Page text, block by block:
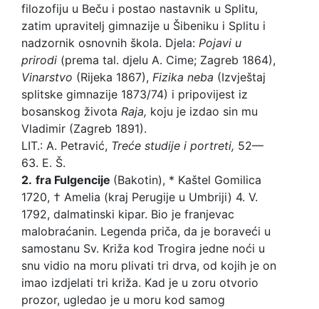
filozofiju u Beču i postao nastavnik u Splitu,
zatim upravitelj gimnazije u Šibeniku i Splitu i
nadzornik osnovnih škola. Djela: Pojavi u
prirodi (prema tal. djelu A. Cime; Zagreb 1864),
Vinarstvo (Rijeka 1867), Fizika neba (Izvještaj
splitske gimnazije 1873/74) i pripovijest iz
bosanskog života Raja, koju je izdao sin mu
Vladimir (Zagreb 1891).
LIT.: A. Petravić, Treće studije i portreti, 52—
63. E. Š.
2. fra Fulgencije (Bakotin), * Kaštel Gomilica
1720, † Amelia (kraj Perugije u Umbriji) 4. V.
1792, dalmatinski kipar. Bio je franjevac
malobraćanin. Legenda priča, da je boraveći u
samostanu Sv. Križa kod Trogira jedne noći u
snu vidio na moru plivati tri drva, od kojih je on
imao izdjelati tri križa. Kad je u zoru otvorio
prozor, ugledao je u moru kod samog